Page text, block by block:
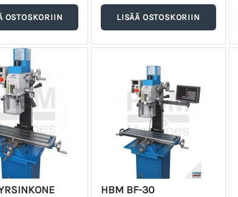
HBM BF-30